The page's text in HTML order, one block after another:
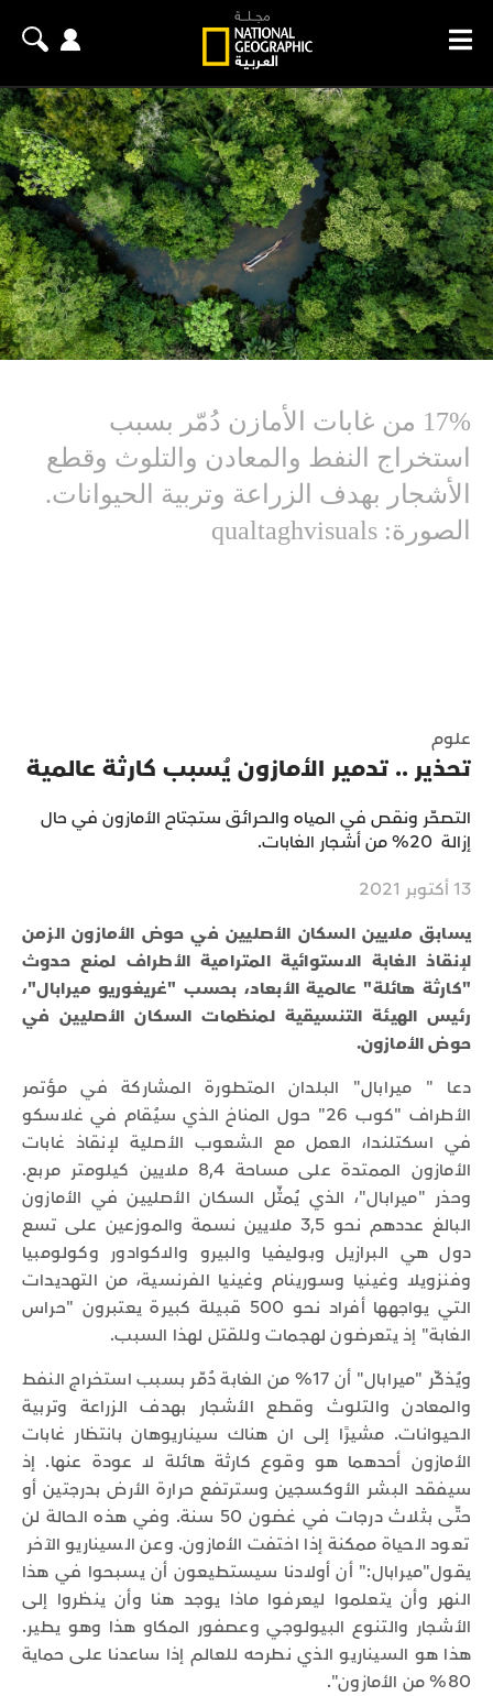
17% من غابات الأمازن دُمّر بسبب
استخراج النفط والمعادن والتلوث وقطع
الأشجار بهدف الزراعة وتربية الحيوانات.
الصورة: qualtaghvisuals
علوم
تحذير .. تدمير الأمازون يُسبب كارثة عالمية
التصحّر ونقص في المياه والحرائق ستجتاح الأمازون في حال
إزالة 20% من أشجار الغابات.
13 أكتوبر 2021
يسابق ملايين السكان الأصليين في حوض الأمازون الزمن
لإنقاذ الغابة الاستوائية المترامية الأطراف لمنع حدوث
"كارثة هائلة" عالمية الأبعاد، بحسب "غريغوريو ميرابال"،
رئيس الهيئة التنسيقية لمنظمات السكان الأصليين في
حوض الأمازون.
دعا " ميرابال" البلدان المتطورة المشاركة في مؤتمر
الأطراف "كوب 26" حول المناخ الذي سيُقام في غلاسكو
في اسكتلندا، العمل مع الشعوب الأصلية لإنقاذ غابات
الأمازون الممتدة على مساحة 8,4 ملايين كيلومتر مربع.
وحذر "ميرابال"، الذي يُمثّل السكان الأصليين في الأمازون
البالغ عددهم نحو 3,5 ملايين نسمة والموزعين على تسع
دول هي البرازيل وبوليفيا والبيرو والاكوادور وكولومبيا
وفنزويلا وغينيا وسورينام وغينيا الفرنسية، من التهديدات
التي يواجهها أفراد نحو 500 قبيلة كبيرة يعتبرون "حراس
الغابة" إذ يتعرضون لهجمات وللقتل لهذا السبب.
ويُذكّر "ميرابال" أن 17% من الغابة دُمّر بسبب استخراج النفط
والمعادن والتلوث وقطع الأشجار بهدف الزراعة وتربية
الحيوانات. مشيرًا إلى ان هناك سيناريوهان بانتظار غابات
الأمازون أحدهما هو وقوع كارثة هائلة لا عودة عنها. إذ
سيفقد البشر الأوكسجين وسترتفع حرارة الأرض بدرجتين أو
حتّى بثلاث درجات في غضون 50 سنة. وفي هذه الحالة لن
تعود الحياة ممكنة إذا اختفت الأمازون. وعن السيناريو الآخر
يقول"ميرابال:" أن أولادنا سيستطيعون أن يسبحوا في هذا
النهر وأن يتعلموا ليعرفوا ماذا يوجد هنا وأن ينظروا إلى
الأشجار والتنوع البيولوجي وعصفور المكاو هذا وهو يطير.
هذا هو السيناريو الذي نطرحه للعالم إذا ساعدنا على حماية
80% من الأمازون".